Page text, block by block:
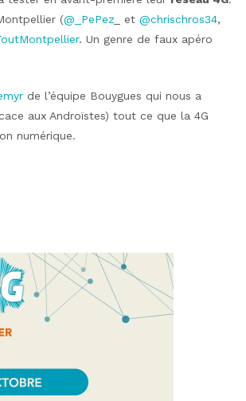
(@_PePez _ et @chrischros34,
. Un genre de faux apéro
de l’équipe Bouygues qui nous a
aux Androïstes) tout ce que la 4G
numérique.